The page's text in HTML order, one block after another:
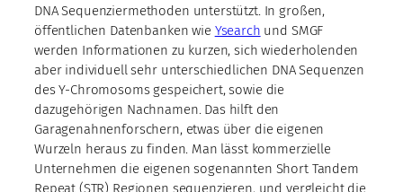
DNA Sequenziermethoden unterstützt. In großen,
öffentlichen Datenbanken wie Ysearch und SMGF
werden Informationen zu kurzen, sich wiederholenden
aber individuell sehr unterschiedlichen DNA Sequenzen
des Y-Chromosoms gespeichert, sowie die
dazugehörigen Nachnamen. Das hilft den
Garagenahnenforschern, etwas über die eigenen
Wurzeln heraus zu finden. Man lässt kommerzielle
Unternehmen die eigenen sogenannten Short Tandem
Repeat (STR) Regionen sequenzieren, und vergleicht die